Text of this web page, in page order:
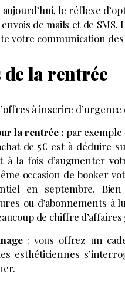
le réflexe
envois de mails et de
votre communication
la rentrée
à inscrire
la rentrée : par exemple
de 5€ est à déduire
à la fois d’augmenter
occasion de booker
en septembre.
ou d’abonnements à
de chiffre
: vous offrez un
esthéticiennes